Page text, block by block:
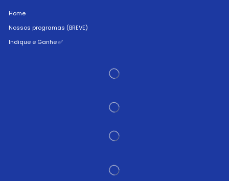
Home
Nossos programas (BREVE)
Indique e Ganhe ✅